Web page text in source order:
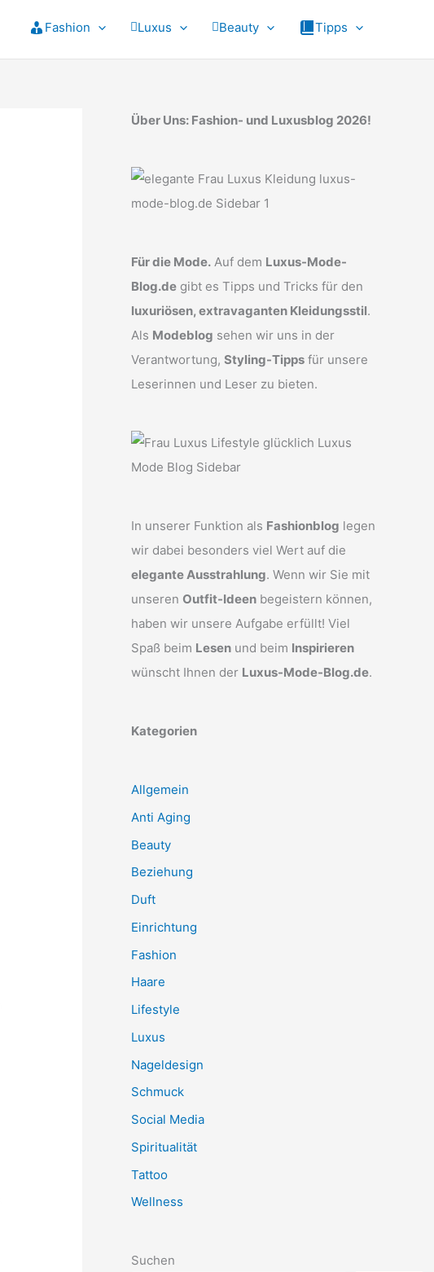
Fashion Luxus Beauty Tipps
Über Uns: Fashion- und Luxusblog 2026!
Für die Mode. Auf dem Luxus-Mode-
Blog.de gibt es Tipps und Tricks für den
luxuriösen, extravaganten Kleidungsstil.
Als Modeblog sehen wir uns in der
Verantwortung, Styling-Tipps für unsere
Leserinnen und Leser zu bieten.
In unserer Funktion als Fashionblog legen
wir dabei besonders viel Wert auf die
elegante Ausstrahlung. Wenn wir Sie mit
unseren Outfit-Ideen begeistern können,
haben wir unsere Aufgabe erfüllt! Viel
Spaß beim Lesen und beim Inspirieren
wünscht Ihnen der Luxus-Mode-Blog.de.
Kategorien
Allgemein
Anti Aging
Beauty
Beziehung
Duft
Einrichtung
Fashion
Haare
Lifestyle
Luxus
Nageldesign
Schmuck
Social Media
Spiritualität
Tattoo
Wellness
Suchen